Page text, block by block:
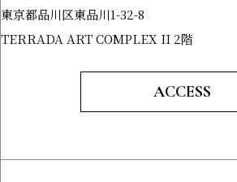
東京都品川区東品川1-32-8
TERRADA ART COMPLEX II 2階
ACCESS